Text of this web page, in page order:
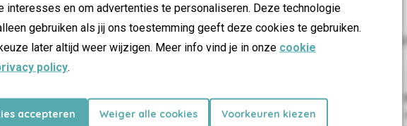
interesses en om advertenties te personaliseren. Deze technologie
gebruiken als jij ons toestemming geeft deze cookies te gebruiken.
later altijd weer wijzigen. Meer info vind je in onze cookie
policy.
accepteren Weiger alle cookies Voorkeuren kiezen
entièrement équipé et vous
Découvrez ce que vous attend dans votre